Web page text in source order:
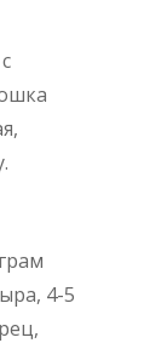
4-5